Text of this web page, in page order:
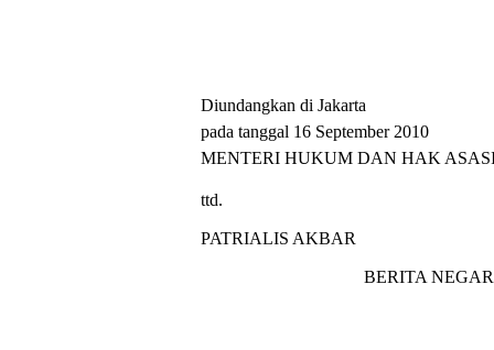
Diundangkan di Jakarta
pada tanggal 16 September 2010
MENTERI HUKUM DAN HAK
ttd.
PATRIALIS AKBAR
BERITA